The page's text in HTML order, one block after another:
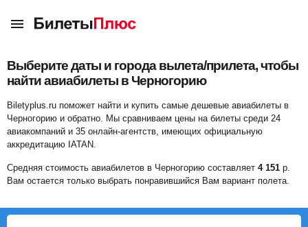
Выберите даты и города вылета/прилета, чтобы
найтиавиабилеты в Черногорию
Biletyplus.ru поможет найти и купить самые дешевые авиабилеты в
Черногорию и обратно. Мы сравниваем цены на билеты среди 24
авиакомпаний и 35 онлайн-агентств, имеющих официальную
аккредитацию IATAN.
Средняя стоимость авиабилетов в Черногорию составляет 4 151 р.
Вам остается только выбрать понравившийся Вам вариант полета.